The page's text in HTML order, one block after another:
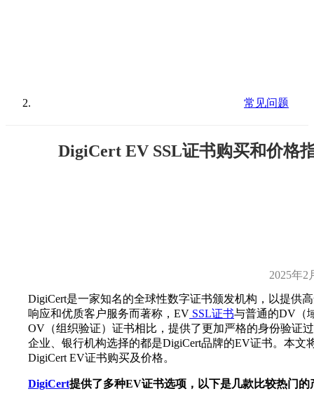
常见问题
DigiCert EV SSL证书购买和价格
2025年2
DigiCert是一家知名的全球性数字证书颁发机构，以提供
响应和优质客户服务而著称，EV SSL证书与普通的DV（
OV（组织验证）证书相比，提供了更加严格的身份验证
企业、银行机构选择的都是DigiCert品牌的EV证书。本文
DigiCert EV证书购买及价格。
DigiCert提供了多种EV证书选项，以下是几款比较热门的